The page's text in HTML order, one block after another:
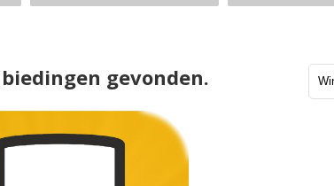
gevonden.